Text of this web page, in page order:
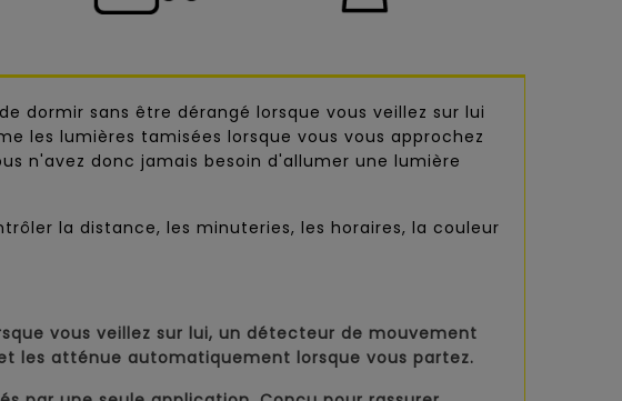
dormir sans être dérangé lorsque vous veillez sur lui
les lumières tamisées lorsque vous vous approchez
n'avez donc jamais besoin d'allumer une lumière
la distance, les minuteries, les horaires, la couleur
vous veillez sur lui, un détecteur de mouvement
les atténue automatiquement lorsque vous partez.